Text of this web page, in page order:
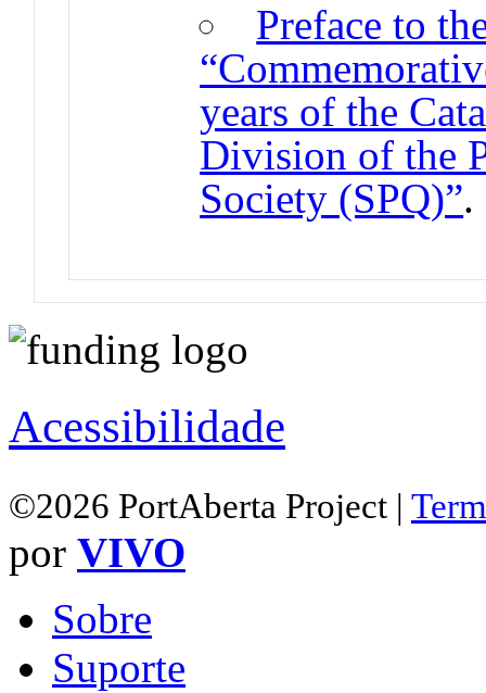
Preface to
years of the
Division of the
Society (SPQ)”
Acessibilidade
©2026 PortAberta Project |
por VIVO
Sobre
Suporte